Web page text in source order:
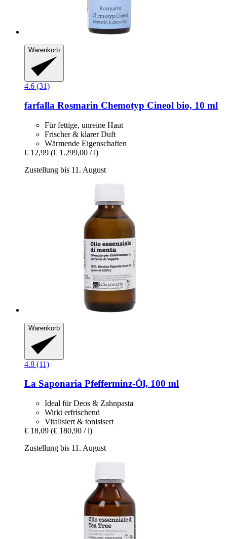
Warenkorb
4.6 (31)
farfalla Rosmarin Chemotyp Cineol bio, 10 ml
Für fettige, unreine Haut
Frischer & klarer Duft
Wärmende Eigenschaften
€ 12,99 (€ 1.299,00 / l)
Zustellung bis 11. August
Warenkorb
4.8 (11)
La Saponaria Pfefferminz-​Öl, 100 ml
Ideal für Deos & Zahnpasta
Wirkt erfrischend
Vitalisiert & tonisisert
€ 18,09 (€ 180,90 / l)
Zustellung bis 11. August